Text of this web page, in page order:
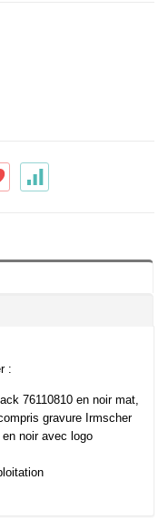
:
76110810 en noir mat,
gravure Irmscher
noir avec logo